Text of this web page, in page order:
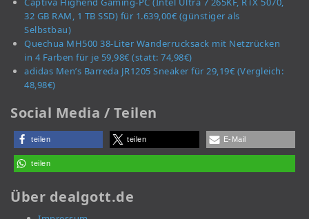
32 GB RAM, 1 TB SSD) für 1.639,00€ (günstiger als
Selbstbau)
Quechua MH500 38-Liter Wanderrucksack mit Netzrücken
in 4 Farben für je 59,98€ (statt: 74,98€)
adidas Men’s Barreda JR1205 Sneaker für 29,19€ (Vergleich:
48,98€)
Social Media / Teilen
teilen teilen E-Mail
teilen
Über dealgott.de